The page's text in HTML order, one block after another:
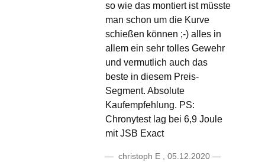
so wie das montiert ist müsste
man schon um die Kurve
schießen können ;-) alles in
allem ein sehr tolles Gewehr
und vermutlich auch das
beste in diesem Preis-
Segment. Absolute
Kaufempfehlung. PS:
Chronytest lag bei 6,9 Joule
mit JSB Exact
christoph E , 05.12.2020